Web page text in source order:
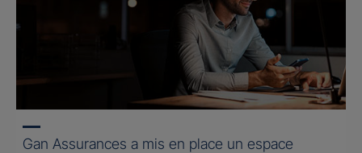
Gan Assurances a mis en place un espace